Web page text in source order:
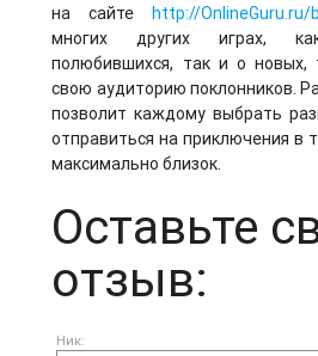
на сайте http://OnlineGuru.ru/
многих других играх,
полюбившихся, так и о новых,
свою аудиторию поклонников.
позволит каждому выбрать
отправиться на приключения в
максимально близок.
Оставьте
отзыв:
Ник: